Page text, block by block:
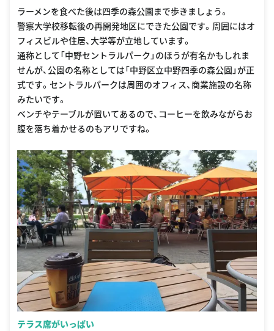
ラーメンを食べた後は四季の森公園まで歩きましょう。
警察大学校移転後の再開発地区にできた公園です。周囲にはオ
フィスビルや住居、大学等が立地しています。
通称として「中野セントラルパーク」のほうが有名かもしれま
せんが、公園の名称としては「中野区立中野四季の森公園」が正
式です。セントラルパークは周囲のオフィス、商業施設の名称
みたいです。
ベンチやテーブルが置いてあるので、コーヒーを飲みながらお
腹を落ち着かせるのもアリですね。
テラス席がいっぱい